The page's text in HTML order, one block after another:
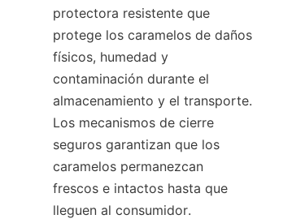
protectora resistente que
protege los caramelos de daños
físicos, humedad y
contaminación durante el
almacenamiento y el transporte.
Los mecanismos de cierre
seguros garantizan que los
caramelos permanezcan
frescos e intactos hasta que
lleguen al consumidor.